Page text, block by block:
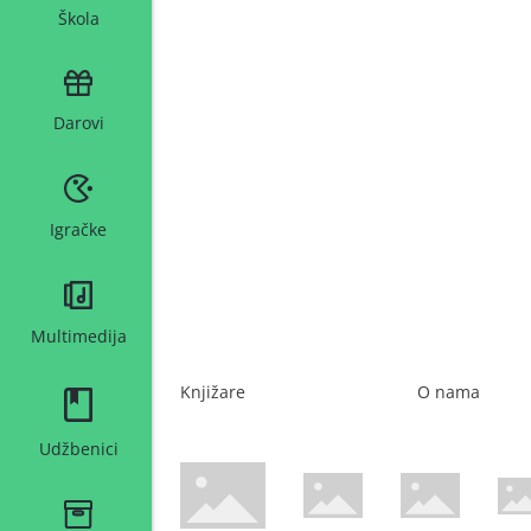
Škola
Darovi
Igračke
Multimedija
Udžbenici
Knjižare O nama
WsPay web stranicaMaestro web stranicaMastercard web